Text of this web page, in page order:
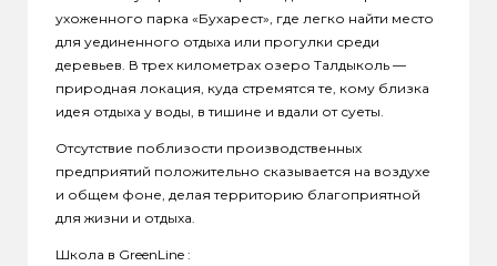
ухоженного парка «Бухарест», где легко найти место
для уединенного отдыха или прогулки среди
деревьев. В трех километрах озеро Талдыколь —
природная локация, куда стремятся те, кому близка
идея отдыха у воды, в тишине и вдали от суеты.
Отсутствие поблизости производственных
предприятий положительно сказывается на воздухе
и общем фоне, делая территорию благоприятной
для жизни и отдыха.
Школа в GreenLine :